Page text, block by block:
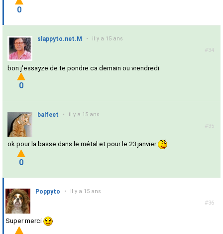
0
#34
slappyto.net.M • il y a 15 ans
bon j'essayze de te pondre ca demain ou vrendredi
0
#35
balfeet • il y a 15 ans
ok pour la basse dans le métal et pour le 23 janvier
0
#36
Poppyto • il y a 15 ans
Super merci